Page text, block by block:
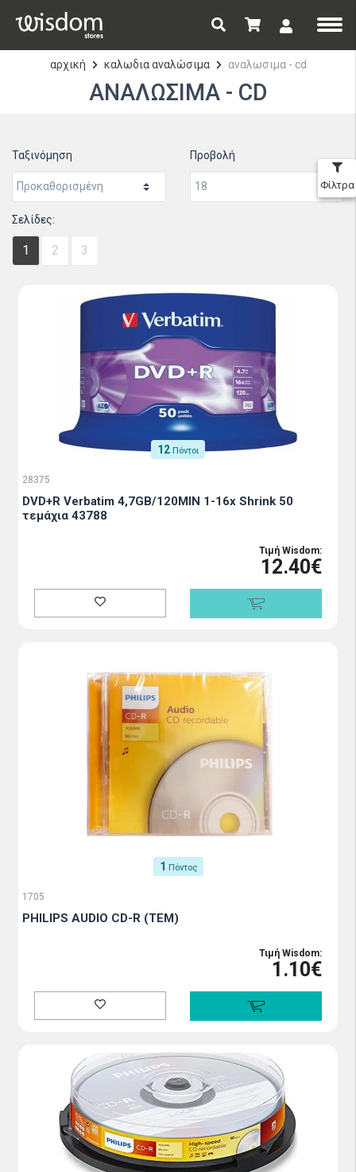
αρχική καλωδια αναλώσιμα αναλωσιμα - cd
ΑΝΑΛΩΣΙΜΑ - CD
Ταξινόμηση Προβολή
Σελίδες:
1 2 3
Φίλτρα
12 Πόντοι
28375
DVD+R Verbatim 4,7GB/120MIN 1-16x Shrink 50
τεμάχια 43788
Τιμή Wisdom:
12.40€
1 Πόντος
1705
PHILIPS AUDIO CD-R (TEM)
Τιμή Wisdom:
1.10€